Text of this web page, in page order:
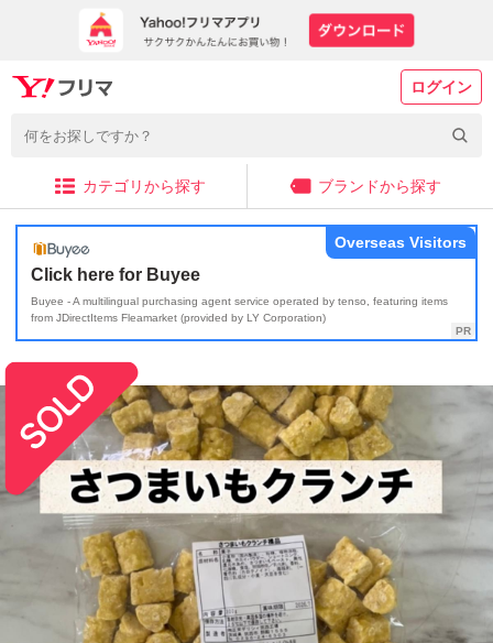
ログイン
カテゴリから探す ブランドから探す
Click here for Buyee
Buyee - A multilingual purchasing agent service operated by tenso, featuring items
from JDirectItems Fleamarket (provided by LY Corporation)
Overseas Visitors